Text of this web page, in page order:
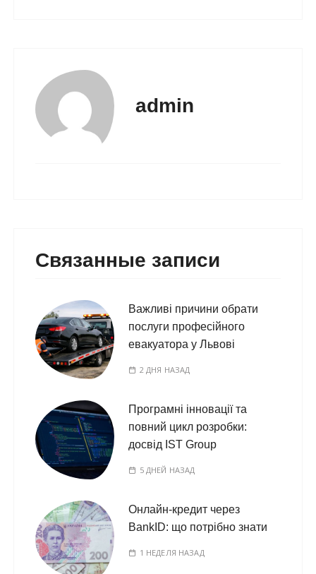
admin
Связанные записи
Важливі причини обрати
послуги професійного
евакуатора у Львові
2 ДНЯ НАЗАД
Програмні інновації та
повний цикл розробки:
досвід IST Group
5 ДНЕЙ НАЗАД
Онлайн-кредит через
BankID: що потрібно знати
1 НЕДЕЛЯ НАЗАД